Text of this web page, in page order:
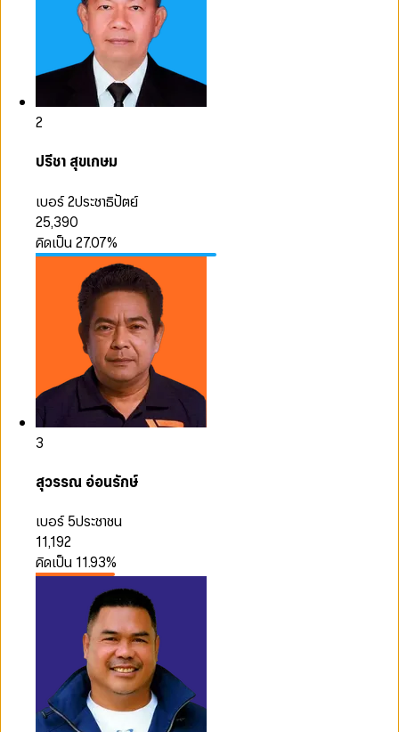
2
ปรีชา สุขเกษม
เบอร์ 2ประชาธิปัตย์
25,390
คิดเป็น27.07%
3
สุวรรณ อ่อนรักษ์
เบอร์ 5ประชาชน
11,192
คิดเป็น 11.93%